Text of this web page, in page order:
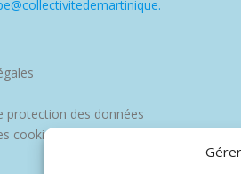
protection des données
cookies